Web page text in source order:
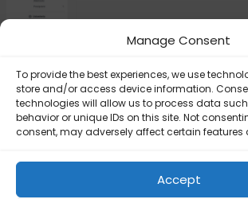
Manage Consent
To provide the best experiences, we use
store and/or access device information.
technologies will allow us to process data
behavior or unique IDs on this site. Not
consent, may adversely affect certain features
Accept
Updated on June 24,
DPD Food –
Ograniczenie